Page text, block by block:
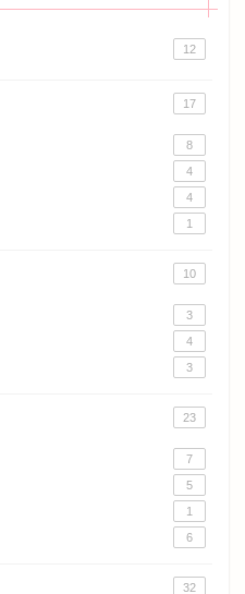
12
17
8
4
4
1
10
3
4
3
23
7
5
1
6
32